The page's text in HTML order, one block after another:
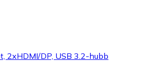
2xHDMI/DP, USB 3.2-hubb